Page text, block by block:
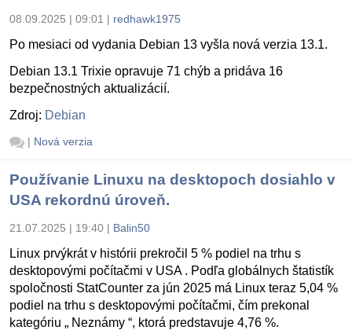
08.09.2025 | 09:01 | redhawk1975
Po mesiaci od vydania Debian 13 vyšla nová verzia 13.1.
Debian 13.1 Trixie opravuje 71 chýb a pridáva 16
bezpečnostných aktualizácií.
Zdroj: Debian
| Nová verzia
Používanie Linuxu na desktopoch dosiahlo v
USA rekordnú úroveň.
21.07.2025 | 19:40 | Balin50
Linux prvýkrát v histórii prekročil 5 % podiel na trhu s
desktopovými počítačmi v USA . Podľa globálnych štatistík
spoločnosti StatCounter za jún 2025 má Linux teraz 5,04 %
podiel na trhu s desktopovými počítačmi, čím prekonal
kategóriu „ Neznámy “, ktorá predstavuje 4,76 %.